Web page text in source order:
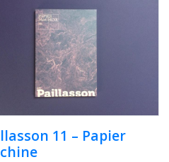
11 – Papier